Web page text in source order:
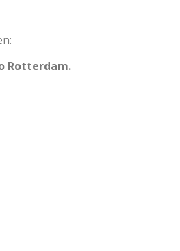
Rotterdam.